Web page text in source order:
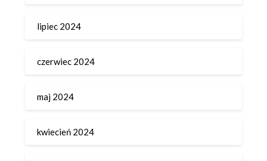
lipiec 2024
czerwiec 2024
maj 2024
kwiecień 2024